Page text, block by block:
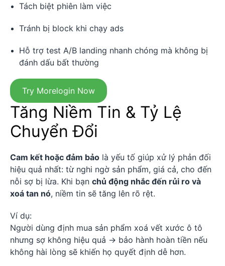
Tách biệt phiên làm việc
Tránh bị block khi chạy ads
Hỗ trợ test A/B landing nhanh chóng mà không bị
đánh dấu bất thường
Try Morelogin Now
Tăng Niềm Tin & Tỷ Lệ
Chuyển Đổi
Cam kết hoặc đảm bảo là yếu tố giúp xử lý phản đối
hiệu quả nhất: từ nghi ngờ sản phẩm, giá cả, cho đến
nỗi sợ bị lừa. Khi bạn chủ động nhắc đến rủi ro và
xoá tan nó, niềm tin sẽ tăng lên rõ rệt.
Ví dụ:
Người dùng định mua sản phẩm xoá vết xước ô tô
nhưng sợ không hiệu quả → bảo hành hoàn tiền nếu
không hài lòng sẽ khiến họ quyết định dễ hơn.